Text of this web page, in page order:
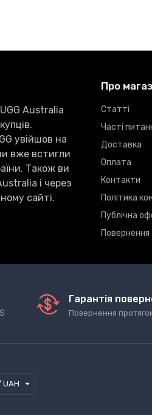
Australia
увійшов на
вже встигли
Також ви
і через
сайті.
Про
Статті
Часті
Доставка
Оплата
Контакти
Політика
Публічна
Повернення
Гарантія
Повернення
UAH